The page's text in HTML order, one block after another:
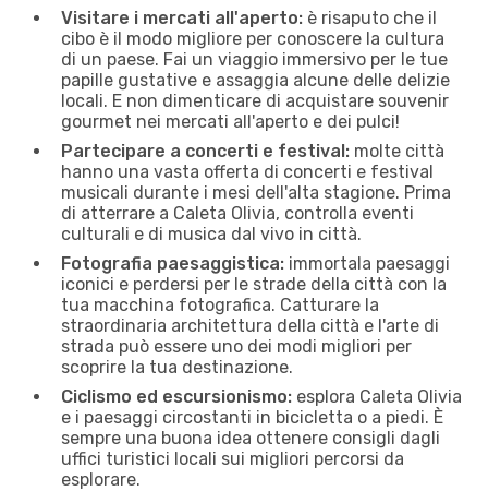
Visitare i mercati all'aperto: è risaputo che il
cibo è il modo migliore per conoscere la cultura
di un paese. Fai un viaggio immersivo per le tue
papille gustative e assaggia alcune delle delizie
locali. E non dimenticare di acquistare souvenir
gourmet nei mercati all'aperto e dei pulci!
Partecipare a concerti e festival: molte città
hanno una vasta offerta di concerti e festival
musicali durante i mesi dell'alta stagione. Prima
di atterrare a Caleta Olivia, controlla eventi
culturali e di musica dal vivo in città.
Fotografia paesaggistica: immortala paesaggi
iconici e perdersi per le strade della città con la
tua macchina fotografica. Catturare la
straordinaria architettura della città e l'arte di
strada può essere uno dei modi migliori per
scoprire la tua destinazione.
Ciclismo ed escursionismo: esplora Caleta Olivia
e i paesaggi circostanti in bicicletta o a piedi. È
sempre una buona idea ottenere consigli dagli
uffici turistici locali sui migliori percorsi da
esplorare.